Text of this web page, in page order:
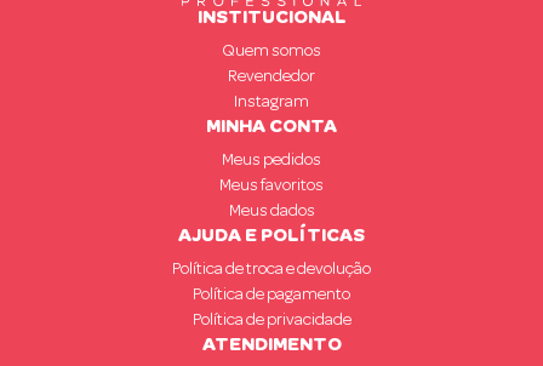
INSTITUCIONAL
Quem somos
Revendedor
Instagram
MINHA CONTA
Meus pedidos
Meus favoritos
Meus dados
AJUDA E POLÍTICAS
Política de troca e devolução
Política de pagamento
Política de privacidade
ATENDIMENTO